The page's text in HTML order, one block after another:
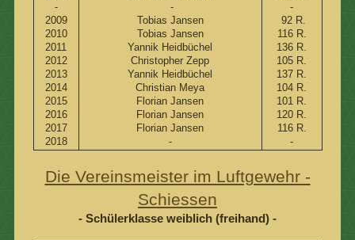
-
2009
2010
2011
2012
2013
2014
2015
2016
2017
2018
-
Tobias Jansen
Tobias Jansen
Yannik Heidbüchel
Christopher Zepp
Yannik Heidbüchel
Christian Meya
Florian Jansen
Florian Jansen
Florian Jansen
-
-
92 R.
116 R.
136 R.
105 R.
137 R.
104 R.
101 R.
120 R.
116 R.
-
Die Vereinsmeister im Luftgewehr -
Schiessen
- Schülerklasse weiblich (freihand) -